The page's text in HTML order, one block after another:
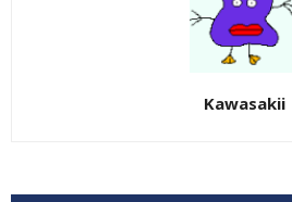
Kawasakii